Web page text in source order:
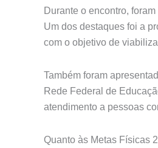
Durante o encontro,
Um dos destaques foi a
com o objetivo de
Também foram
Rede Federal de
atendimento a pessoas
Quanto às Metas Físicas